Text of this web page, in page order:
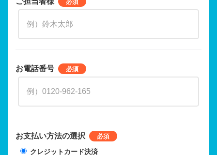
お電話番号
お支払い方法の選択
クレジットカード決済